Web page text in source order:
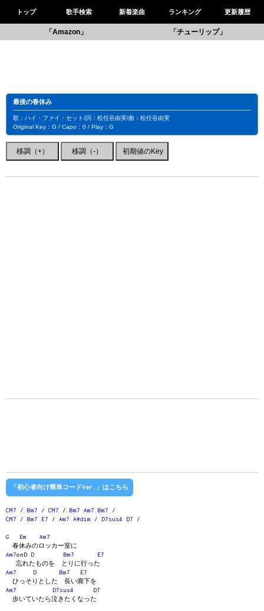
トップ 歌手検索 新着楽曲 ランキング 更新履歴
「Amazon」 「チューリップ」
最後の春休み
歌：ハイ・ファイ・セット/詞：松任谷由実/曲：松任谷由実
Original Key：G / Capo：0 / Play：G
「初心者向け簡単コードVer.」はこちら
CM7 / Bm7 / CM7 / Bm7 Am7 Bm7 /
CM7 / Bm7 E7 / Am7 A#dim / D7sus4 D7 /
G Em
Am7
春休みのロッカー室に
Am7onD D Bm7
E7
忘れたものを とりに行った
Am7
D Bm7
E7
ひっそりとした 長い廊下を
Am7
D7sus4
D7
歩いていたら泣きたくなった